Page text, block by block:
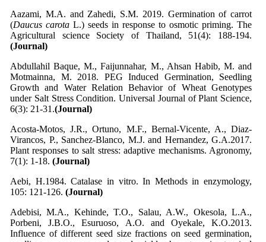
Aazami, M.A. and Zahedi, S.M. 2019. Germination of carrot
(Daucus carota L.) seeds in response to osmotic priming. The
Agricultural science Society of Thailand, 51(4): 188-194.
(Journal)
Abdullahil Baque, M., Faijunnahar, M., Ahsan Habib, M. and
Motmainna, M. 2018. PEG Induced Germination, Seedling
Growth and Water Relation Behavior of Wheat Genotypes
under Salt Stress Condition. Universal Journal of Plant Science,
6(3): 21-31.(Journal)
Acosta-Motos, J.R., Ortuno, M.F., Bernal-Vicente, A., Diaz-
Virancos, P., Sanchez-Blanco, M.J. and Hernandez, G.A.2017.
Plant responses to salt stress: adaptive mechanisms. Agronomy,
7(1): 1-18. (Journal)
Aebi, H.1984. Catalase in vitro. In Methods in enzymology,
105: 121-126. (Journal)
Adebisi, M.A., Kehinde, T.O., Salau, A.W., Okesola, L.A.,
Porbeni, J.B.O., Esuruoso, A.O. and Oyekale, K.O.2013.
Influence of different seed size fractions on seed germination,